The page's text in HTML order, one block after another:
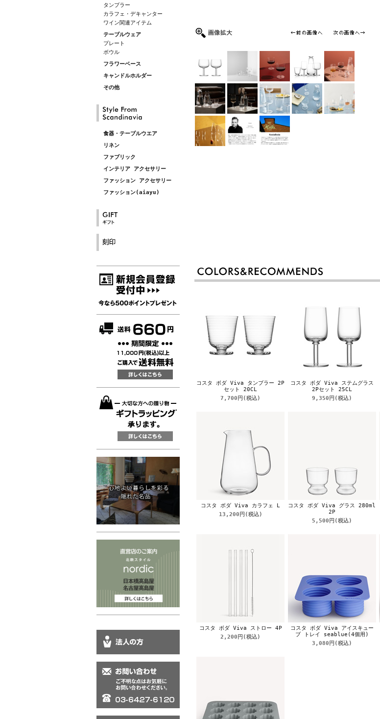
タンブラー
カラフェ・デキャンター
ワイン関連アイテム
テーブルウェア
プレート
ボウル
フラワーベース
キャンドルホルダー
その他
食器・テーブルウエア
リネン
ファブリック
インテリア アクセサリー
ファッション アクセサリー
ファッション(aiayu)
コスタ ボダ Viva タンブラー 2P
セット 20CL
7,700円 (税込)
コスタ ボダ Viva ステムグラス
2Pセット 25CL
9,350円 (税込)
コスタ ボダ Viva カラフェ L
13,200円 (税込)
コスタ ボダ Viva グラス 280ml
2P
5,500円 (税込)
コスタ ボダ Viva ストロー 4P
2,200円 (税込)
コスタ ボダ Viva アイスキュー
ブ トレイ seablue(4個用)
3,080円 (税込)